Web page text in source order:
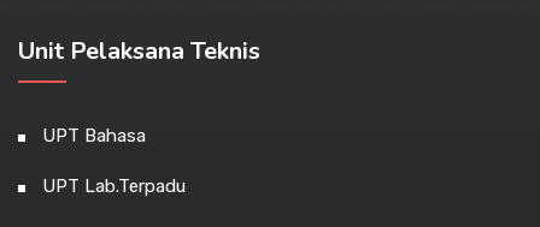
Unit Pelaksana Teknis
UPT Bahasa
UPT Lab.Terpadu